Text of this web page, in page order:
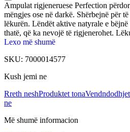
Ampulat rigjeneruese Perfection
mëngjes ose në darkë. Shërbejnë për
lëkurën. Lëndët aktive natyrale e
thatë, që ka nevojë të rigjenerohet.
rigjallëruar dhe e ekuilibruar falë
Lexo më shumë
SKU: 7000014577
Kush jemi ne
Rreth neshProduktet tona
ne
Më shumë informacion